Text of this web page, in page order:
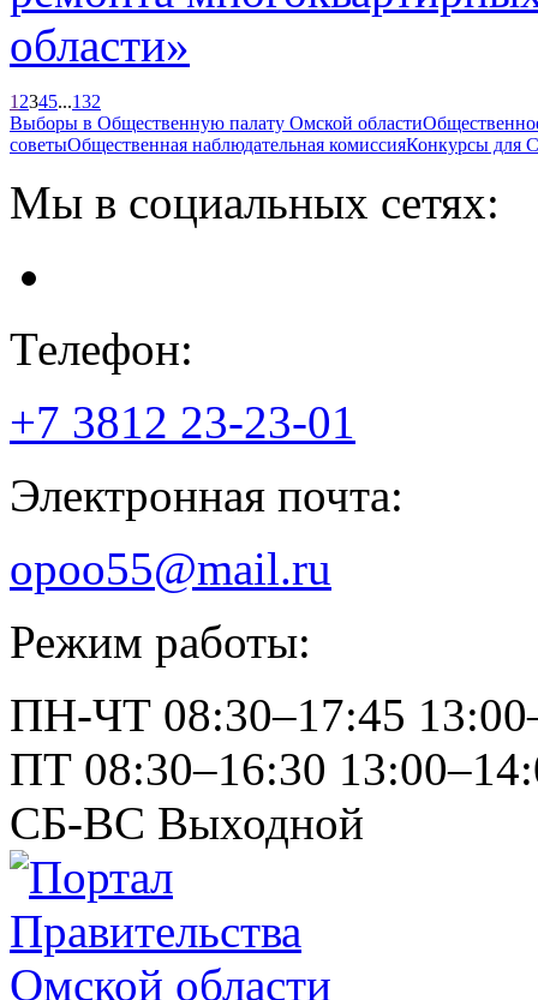
области»
1 2345...132
Выборы в Общественную палату Омской области
советыОбщественная наблюдательная комиссияКонкурсы
Мы в социальных сетях:
Телефон:
+7 3812 23-23-01
Электронная почта:
opoo55@mail.ru
Режим работы:
ПН-ЧТ 08:30–17:45
ПТ 08:30–16:30
СБ-ВС Выходной